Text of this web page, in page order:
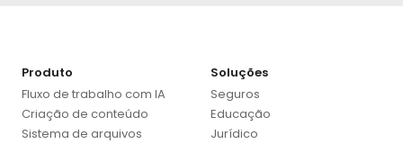
Produto
Fluxo de trabalho com IA
Criação de conteúdo
Sistema de arquivos
Soluções
Seguros
Educação
Jurídico